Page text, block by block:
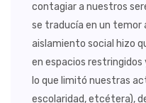
contagiar a nuestros
se traducía en un temor
aislamiento social hizo
en espacios
lo que limitó nuestras
escolaridad, etcétera),